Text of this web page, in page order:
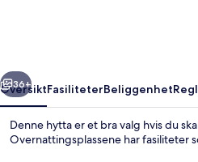
Tallahassee!
Neste
36+
OversiktFasiliteterBeliggenhet
Denne hytta er et bra valg hvis du
Overnattingsplassene har fasiliteter